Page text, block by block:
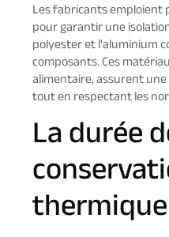
Les fabricants
pour garantir une
polyester et l'aluminium
composants. Ces
alimentaire, assurent
tout en respectant les
La durée
thermique